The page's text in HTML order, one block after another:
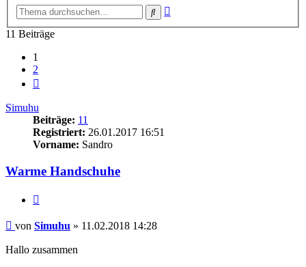
Suche
11 Beiträge
1
2
Simuhu
Beiträge: 11
Registriert: 26.01.2017 16:51
Vorname: Sandro
Warme Handschuhe
Beitrag
von Simuhu » 11.02.2018 14:28
Hallo zusammen